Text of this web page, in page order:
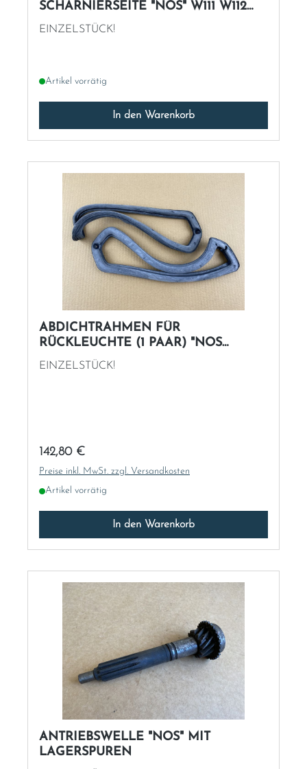
SCHARNIERSEITE "NOS" W111 W112
Cp/Cb
EINZELSTÜCK!
Artikel vorrätig
In den Warenkorb
ABDICHTRAHMEN FÜR
RÜCKLEUCHTE (1 PAAR) "NOS
ORIGINAL-MB" 1088260158 1088260258
EINZELSTÜCK!
Regulärer Preis:
142,80 €
Preise inkl. MwSt. zzgl. Versandkosten
Artikel vorrätig
In den Warenkorb
ANTRIEBSWELLE "NOS" MIT
LAGERSPUREN